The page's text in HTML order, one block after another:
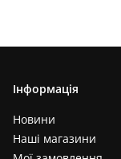
Інформація
Новини
Наші магазини